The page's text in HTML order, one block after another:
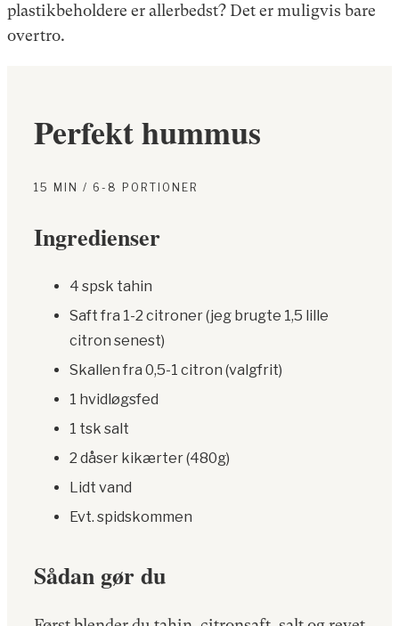
plastikbeholdere er allerbedst? Det er muligvis bare
overtro.
Perfekt hummus
15 MIN / 6-8 PORTIONER
Ingredienser
4 spsk tahin
Saft fra 1-2 citroner (jeg brugte 1,5 lille
citron senest)
Skallen fra 0,5-1 citron (valgfrit)
1 hvidløgsfed
1 tsk salt
2 dåser kikærter (480g)
Lidt vand
Evt. spidskommen
Sådan gør du